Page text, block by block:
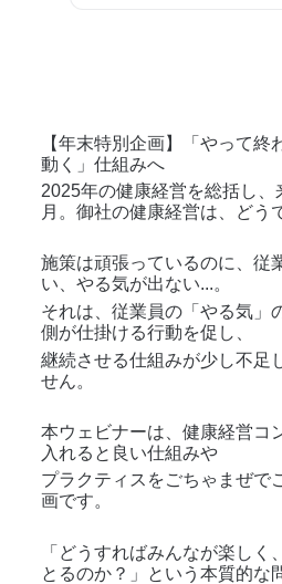
【年末特別企画】「やって
動く」仕組みへ
2025年の健康経営を総括し、
月。御社の健康経営は、どう
施策は頑張っているのに、従
い、やる気が出ない...。
それは、従業員の「やる気」
側が仕掛ける行動を促し、
継続させる仕組みが少し不足
せん。
本ウェビナーは、健康経営コ
入れると良い仕組みや
プラクティスをごちゃまぜで
画です。
「どうすればみんなが楽しく
とるのか？」という本質的な